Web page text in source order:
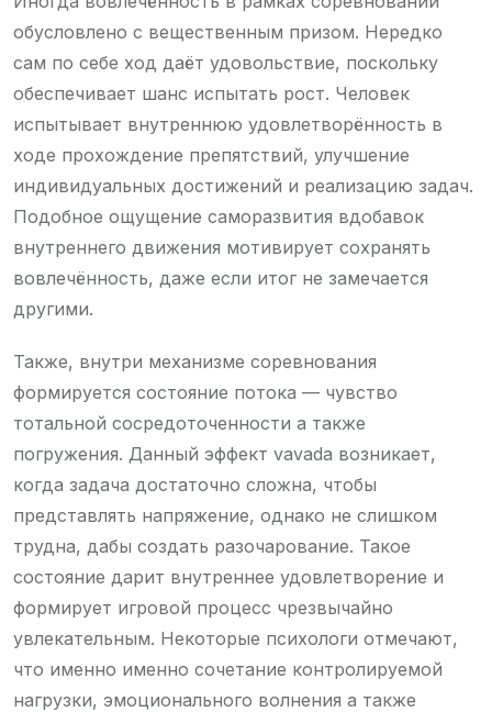
обусловлено с вещественным призом. Нередко
сам по себе ход даёт удовольствие, поскольку
обеспечивает шанс испытать рост. Человек
испытывает внутреннюю удовлетворённость в
ходе прохождение препятствий, улучшение
индивидуальных достижений и реализацию задач.
Подобное ощущение саморазвития вдобавок
внутреннего движения мотивирует сохранять
вовлечённость, даже если итог не замечается
другими.
Также, внутри механизме соревнования
формируется состояние потока — чувство
тотальной сосредоточенности а также
погружения. Данный эффект vavada возникает,
когда задача достаточно сложна, чтобы
представлять напряжение, однако не слишком
трудна, дабы создать разочарование. Такое
состояние дарит внутреннее удовлетворение и
формирует игровой процесс чрезвычайно
увлекательным. Некоторые психологи отмечают,
что именно именно сочетание контролируемой
нагрузки, эмоционального волнения а также